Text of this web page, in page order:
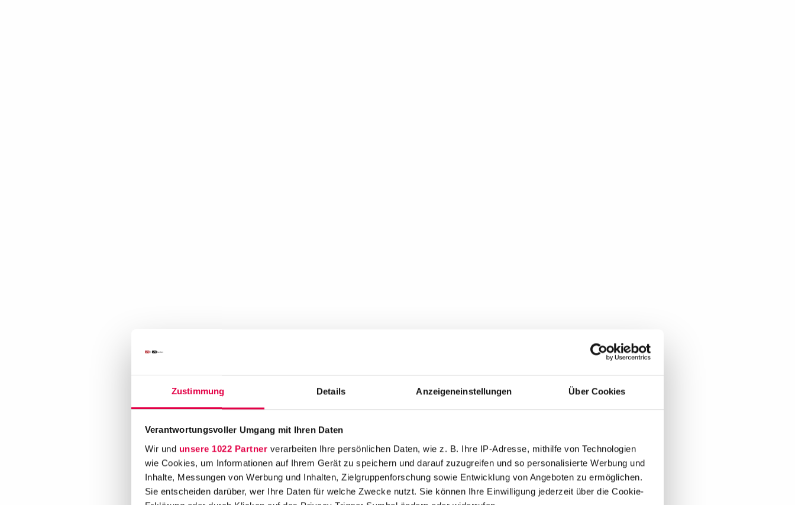
Zustimmung Details Anzeigeneinstellungen Über Cookies
Verantwortungsvoller Umgang mit Ihren Daten
Wir und unsere 1022 Partner verarbeiten Ihre persönlichen Daten, wie z. B. Ihre IP-Adresse, mithilfe von Technologien
wie Cookies, um Informationen auf Ihrem Gerät zu speichern und darauf zuzugreifen und so personalisierte Werbung und
Inhalte, Messungen von Werbung und Inhalten, Zielgruppenforschung sowie Entwicklung von Angeboten zu ermöglichen.
Sie entscheiden darüber, wer Ihre Daten für welche Zwecke nutzt. Sie können Ihre Einwilligung jederzeit über die Cookie-